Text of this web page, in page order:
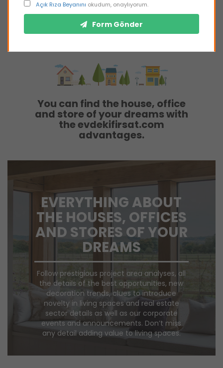
Açık Rıza Beyanını okudum, onaylıyorum.
Form Gönder
You can find the house, office
and store of your dreams with
the evdekifirsat.com
advantages.
EVERYTHING ABOUT
THE HOUSES, OFFICES
AND STORES OF YOUR
DREAMS
Follow prestigious project area analyses, all
the details of the best opportunities, new
decoration trends, clues to introduce
novelty in living spaces and real estate
sector details as well as our corporate
events and announcements. Don’t miss
any detail adding value to living spaces.